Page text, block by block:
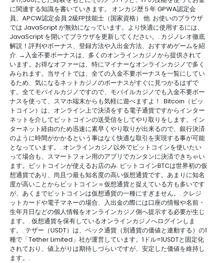
に関連する知識を書いていきます。 オンカジ歴５年 GPWA認定会
員、APCW認定会員 2級FP技能士（国家資格） 他. お使いのブラウザ
では JavaScript が無効になっています。より快適に使用するには、
JavaScript を開いてブラウザを更新してください。. カジノレオ徹底
解説！評判やボーナス、登録方法や入出金方法、おすすめゲームを紹
介. →入金不要ボーナスは、多くのオンラインカジノから提供されて
います。お得なオファーは、特にマイナーなオンラインカジノで多く
みられます。当サイトでは、全ての入金不要ボーナスを一覧にしてい
るため、気になるネットカジノのボーナスがすぐに見つかるはずで
す。全てモバイルカジノですので、モバイルカジノでも入金不要ボー
ナスを使って、スマホ端末からも気軽に遊べますよ！. Bitcoin（ビッ
トコイン）は、オンライン上で決済をする電子通貨ですからインター
ネットを介してビットコインの送受信をしてやり取りをします。イン
ターネット経由のため迅速に素早くやり取りが出来るので、銀行決済
のように時間がかかるという事はなく快適な取引を実現する事が可能
となっています。. オンラインカジノ以外でビットコインを使いたい
って場合も、スマートフォン用のアプリでカンタンに決済できちゃい
ます。ビットコインが使えるお店のみ. ビットコインBTCは世界初の仮
想通貨であり、尚且つ最も知名度の高い仮想通貨です。あまりに知名
度が高いことからビットコイン＝仮想通貨と捉えている方も多いです
が、あくまでビットコインは仮想通貨の一種にすぎません。. クレジ
ットカードや電子マネーの場合、入出金の際には口座の情報や名前・
生年月日などの個人情報をオンラインカジノ側へ提示する必要が生じ
ます。. 仮想通貨を保有しているオンラインカジノへログインしま
す。. テザー（USDT）は、ベック通貨（別通貨の価値と連動する）の1
種で「Tether Limited」社が運営しています。1ドル=1USDTと固定化
されており、値上がりは期待しづらいですが、安定した価値を維持し
ます。.